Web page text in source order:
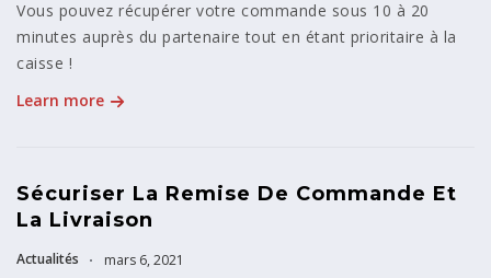
Vous pouvez récupérer votre commande sous 10 à 20
minutes auprès du partenaire tout en étant prioritaire à la
caisse !
Learn more
Sécuriser La Remise De Commande Et
La Livraison
Actualités mars 6, 2021